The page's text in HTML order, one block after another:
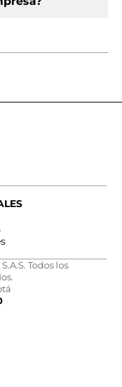
Todos los